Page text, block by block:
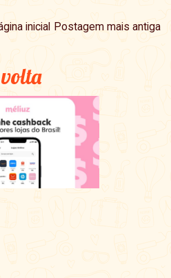
Postagem mais antiga
inicial